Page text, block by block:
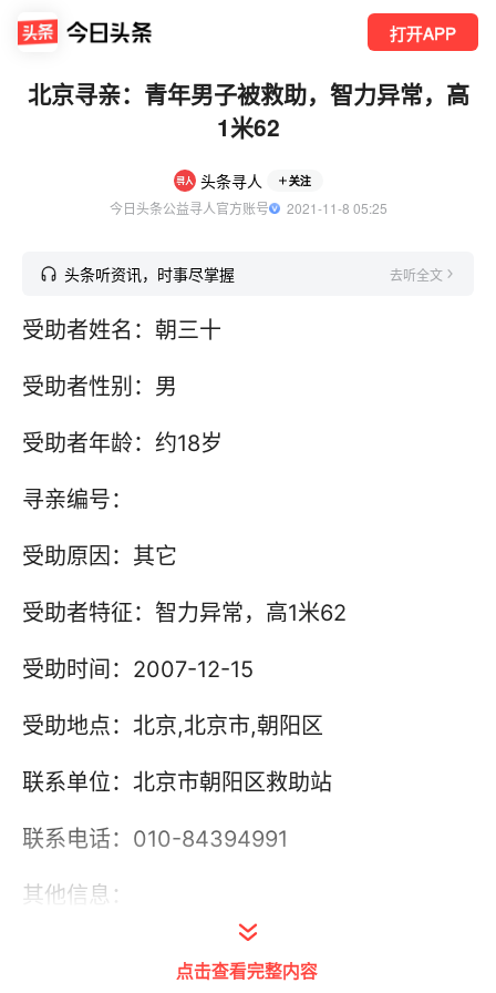
打开APP
北京寻亲：青年男子被救助，智力异常，高
1米62
头条寻人 关注
今日头条公益寻人官方账号
  2021-11-8 05:25
头条听资讯，时事尽掌握 去听全文
受助者姓名：朝三十
受助者性别：男
受助者年龄：约18岁
寻亲编号：
受助原因：其它
受助者特征：智力异常，高1米62
受助时间：2007-12-15
受助地点：北京,北京市,朝阳区
联系单位：北京市朝阳区救助站
联系电话：010-84394991
其他信息：
点击查看完整内容